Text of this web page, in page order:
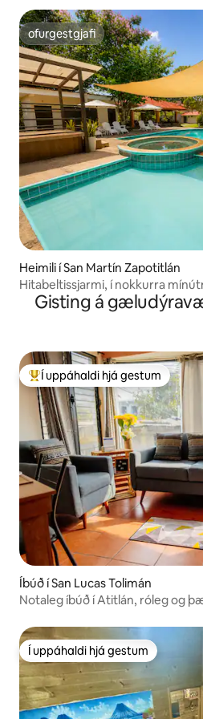
ofurgestgjafi
ofurgestgjafi
Heimili í San Martín Zapotitlán
Hitabeltissjarmi, í nokkurra
Gisting á
Í mestu uppáhaldi hjá gestum
Í uppáhaldi hjá gestum
Íbúð í San Lucas Tolimán
Notaleg íbúð í Atitlán, róleg og
Í uppáhaldi hjá gestum
Í uppáhaldi hjá gestum